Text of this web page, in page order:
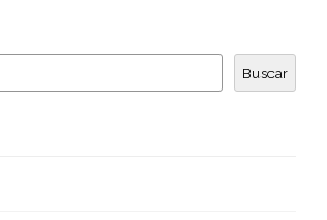
Buscar